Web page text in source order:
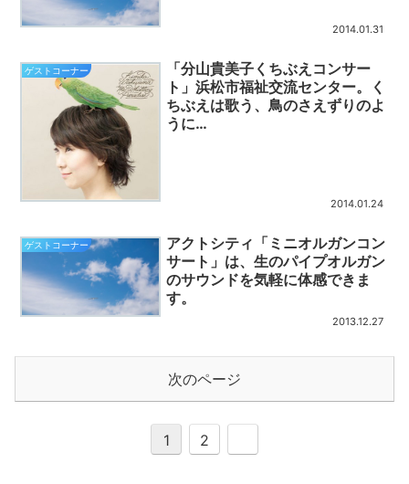
2014.01.31
ゲストコーナー
「分山貴美子くちぶえコンサー
ト」浜松市福祉交流センター。く
ちぶえは歌う、鳥のさえずりのよ
うに…
2014.01.24
ゲストコーナー
アクトシティ「ミニオルガンコン
サート」は、生のパイプオルガン
のサウンドを気軽に体感できま
す。
2013.12.27
次のページ
1 2